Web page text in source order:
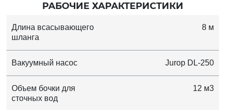
РАБОЧИЕ ХАРАКТЕРИСТИКИ
Длина всасывающего
шланга
8 м
Вакуумный насос Jurop DL-250
Объем бочки для
сточных вод
12 м3